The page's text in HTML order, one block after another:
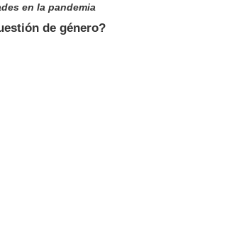
en la pandemia
de género?